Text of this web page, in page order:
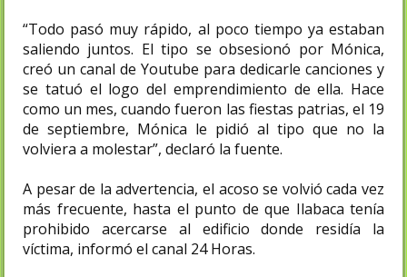
“Todo pasó muy rápido, al poco tiempo ya estaban
saliendo juntos. El tipo se obsesionó por Mónica,
creó un canal de Youtube para dedicarle canciones y
se tatuó el logo del emprendimiento de ella. Hace
como un mes, cuando fueron las fiestas patrias, el 19
de septiembre, Mónica le pidió al tipo que no la
volviera a molestar”, declaró la fuente.
A pesar de la advertencia, el acoso se volvió cada vez
más frecuente, hasta el punto de que Ilabaca tenía
prohibido acercarse al edificio donde residía la
víctima, informó el canal 24 Horas.